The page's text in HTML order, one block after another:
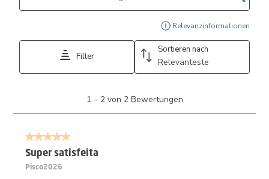
Relevanzinformationen
Filter
Sortieren nach
Relevanteste
2
Bewertungen.
1 – 2 von 2 Bewertungen
5 von 5 Sternen.
Super satisfeita
Pisco2026